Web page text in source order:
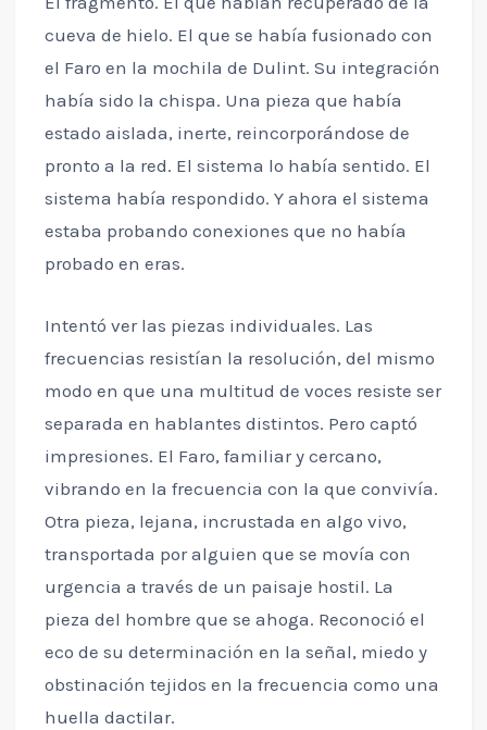
cueva de hielo. El que se había fusionado con
el Faro en la mochila de Dulint. Su integración
había sido la chispa. Una pieza que había
estado aislada, inerte, reincorporándose de
pronto a la red. El sistema lo había sentido. El
sistema había respondido. Y ahora el sistema
estaba probando conexiones que no había
probado en eras.
Intentó ver las piezas individuales. Las
frecuencias resistían la resolución, del mismo
modo en que una multitud de voces resiste ser
separada en hablantes distintos. Pero captó
impresiones. El Faro, familiar y cercano,
vibrando en la frecuencia con la que convivía.
Otra pieza, lejana, incrustada en algo vivo,
transportada por alguien que se movía con
urgencia a través de un paisaje hostil. La
pieza del hombre que se ahoga. Reconoció el
eco de su determinación en la señal, miedo y
obstinación tejidos en la frecuencia como una
huella dactilar.